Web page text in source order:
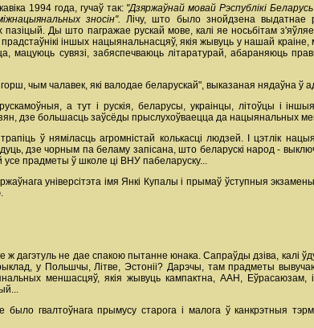
1994 года, гучаў так: "Дзяржаўнай мовай Рэспублікі
зносін".Лічу, што было знойдзена выдатнае
Ды што пагражае рускай мове, калі яе носьбітам
іншых нацыянальнасцяў, якія жывуць у нашай
мацуюць сувязі, забяспечваюць літаратурай, абараняюць
чым чалавек, які валодае беларускай", выказаная нядаўна ў
а тут і рускія, беларусы, украінцы, літоўцы і
дзе большасць заўсёды прыслухоўваецца да нацыянальных
ў няміласць агромністай колькасці людзей. І цэтлік
дзе чорным па беламу запісана, што беларускі народ -
усе прадметы ў школе ці ВНУ пабеларуску...
універсітэта імя Янкі Купалы і прымаў ўступныя
дагэтуль не дае спакою пытанне юнака. Сапраўды дзіва, калі
у Польшчы, Літве, Эстоніі? Дарэчы, там прадметы
меншасцяў, якія жывуць кампактна, ААН, Еўрасаюзам,
гвалтоўнага прымусу старога і малога ў канкрэтныя